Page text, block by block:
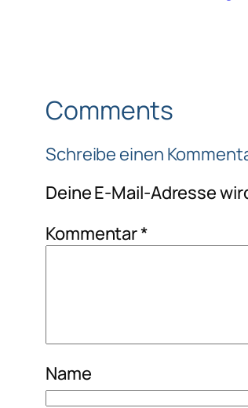
Comments
Schreibe einen
Deine E-Mail-Adresse
Kommentar*
Name